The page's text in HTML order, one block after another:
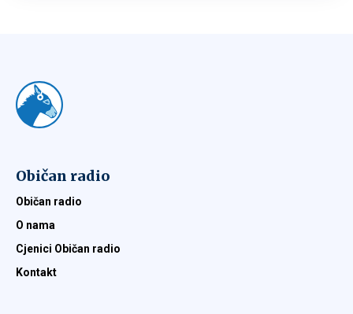
Običan radio
Običan radio
O nama
Cjenici Običan radio
Kontakt